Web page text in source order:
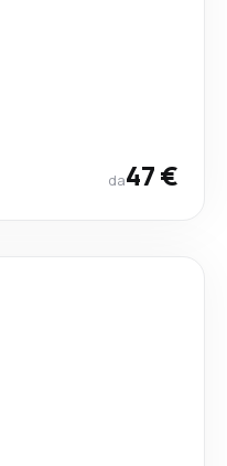
da47 €